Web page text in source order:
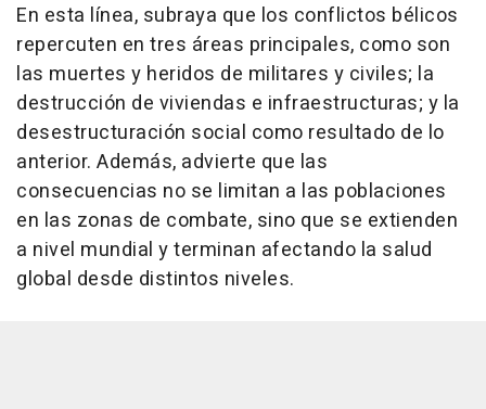
En esta línea, subraya que los conflictos bélicos
repercuten en tres áreas principales, como son
las muertes y heridos de militares y civiles; la
destrucción de viviendas e infraestructuras; y la
desestructuración social como resultado de lo
anterior. Además, advierte que las
consecuencias no se limitan a las poblaciones
en las zonas de combate, sino que se extienden
a nivel mundial y terminan afectando la salud
global desde distintos niveles.